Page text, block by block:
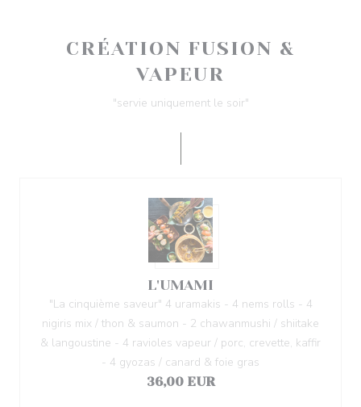
CRÉATION FUSION &
VAPEUR
"servie uniquement le soir"
L'UMAMI
"La cinquième saveur" 4 uramakis - 4 nems rolls - 4
nigiris mix / thon & saumon - 2 chawanmushi / shiitake
& langoustine - 4 ravioles vapeur / porc, crevette, kaffir
- 4 gyozas / canard & foie gras
36,00 EUR